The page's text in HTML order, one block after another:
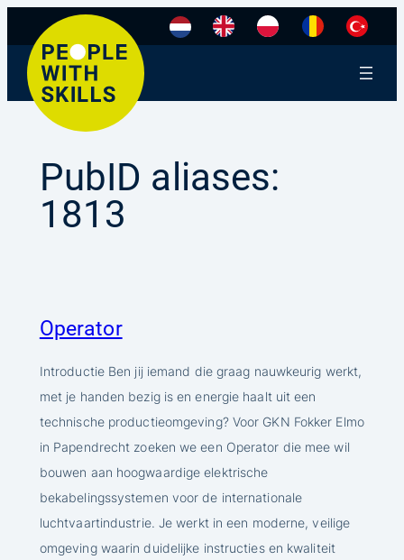
naar
inhoud
PubID aliases:
1813
Operator
Introductie Ben jij iemand die graag nauwkeurig werkt,
met je handen bezig is en energie haalt uit een
technische productieomgeving? Voor GKN Fokker Elmo
in Papendrecht zoeken we een Operator die mee wil
bouwen aan hoogwaardige elektrische
bekabelingssystemen voor de internationale
luchtvaartindustrie. Je werkt in een moderne, veilige
omgeving waarin duidelijke instructies en kwaliteit